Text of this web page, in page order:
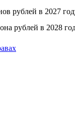
рублей в 2027
рублей в 2028